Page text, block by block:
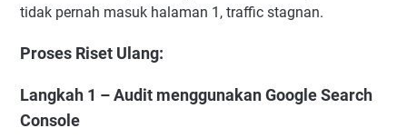
tidak pernah masuk halaman 1, traffic stagnan.
Proses Riset Ulang:
Langkah 1 – Audit menggunakan Google Search
Console